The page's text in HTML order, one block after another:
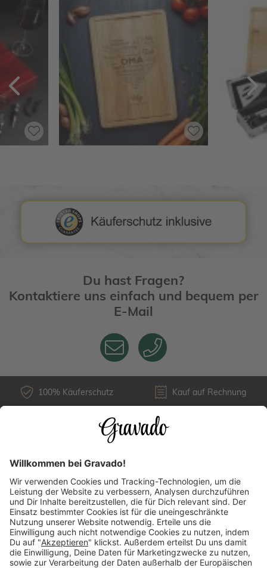
Zurück
Du hast Fragen?
Kontaktiere uns einfach und bequem per
E-Mail
100% Käuferschutz Kauf auf Rechnung
Über uns
Versandarten
Länderauswahl
Zahlungsarten